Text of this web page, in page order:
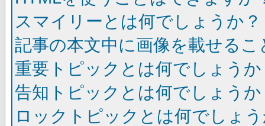
スマイリーとは何でしょうか？
記事の本文中に画像を載せる
重要トピックとは何でしょうか
告知トピックとは何でしょうか
ロックトピックとは何でしょ